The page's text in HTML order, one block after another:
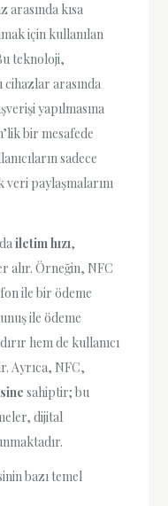
arasında kısa
için kullanılan
teknoloji,
arasında
yapılmasına
bir mesafede
sadece
paylaşmalarını
iletim hızı,
alır. Örneğin, NFC
ile bir ödeme
ile ödeme
hem de kullanıcı
Ayrıca, NFC,
sahiptir; bu
dijital
bazı temel